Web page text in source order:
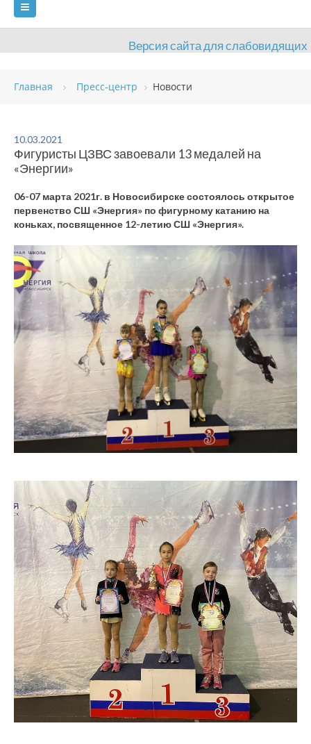
Версия сайта для слабовидящих
ГЛАВНАЯ
ВИДЫ СПОРТА
ОБЪЕКТЫ
ОЦЕНКА КАЧЕСТВА ОБРАЗОВАНИЯ ВАКАНСИИ
ПЛАТНЫЕ УСЛУГИ КОНТАКТЫ
Главная Пресс-центр Новости
10.03.2021
Фигуристы ЦЗВС завоевали 13 медалей на
«Энергии»
06-07 марта 2021г. в Новосибирске состоялось открытое
первенство СШ «Энергия» по фигурному катанию на
коньках, посвященное 12-летию СШ «Энергия».